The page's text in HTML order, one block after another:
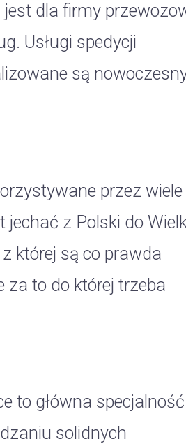
dla firmy
Usługi spedycji
są
przez wiele
z Polski do
której są co prawda
za to do której trzeba
to główna specjalność
solidnych